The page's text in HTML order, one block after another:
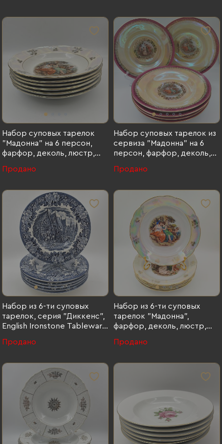
1960-1990 гг., Bernadotte,
фарфор, деколь,
золочение, Чехословакия,
1960-1990 гг.
Набор суповых тарелок
"Мадонна" на 6 персон,
фарфор, деколь, люстр,
1980 гг., Kahla, фарфор,
ГДР, 1960-1980 гг.
Продано
Набор суповых тарелок из
сервиза "Мадонна" на 6
персон, фарфор, деколь,
Eisenberg, Германия, 1960-
фарфор, деколь, люстр,
золочение, Германия, 1960-
1973 гг.
Продано
Набор из 6-ти суповых
тарелок, серия "Диккенс",
English Ironstone Tableware
Великобритания, 1980-1990
Продано
Набор из 6-ти суповых
тарелок "Мадонна",
фарфор, деколь, люстр,
1987 гг., Kahla, фарфор,
ГДР, 1968-1987 гг.
Продано